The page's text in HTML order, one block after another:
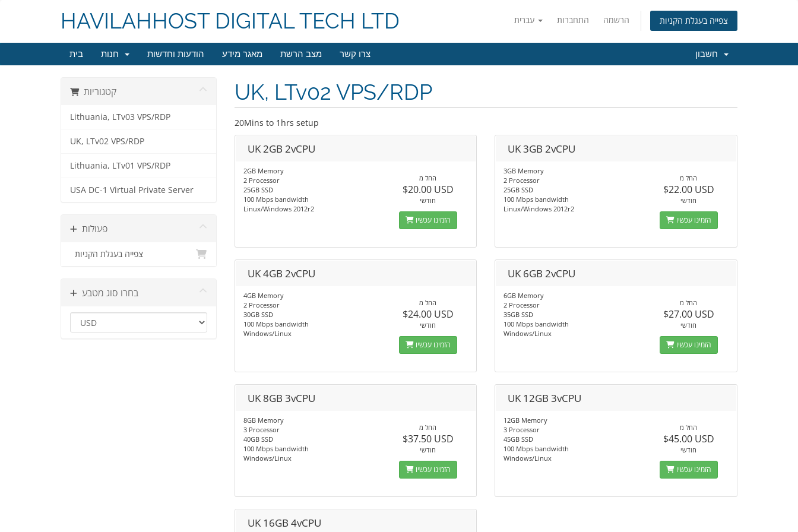
התחברות הרשמה צפייה בעגלת הקניות HAVILAHHOST DIGITAL TECH LTD
בית הודעות וחדשות מאגר מידע מצב הרשת צרו קשר
קטגוריות
Lithuania, LTv03 VPS/RDP
UK, LTv02 VPS/RDP
Lithuania, LTv01 VPS/RDP
USA DC-1 Virtual Private Server
פעולות
צפייה בעגלת הקניות
בחרו סוג מטבע
UK, LTv02 VPS/RDP
20Mins to 1hrs setup
UK 2GB 2vCPU
2GB Memory
2 Processor
25GB SSD
100 Mbps bandwidth
Linux/Windows 2012r2
החל מ
$20.00 USD
חודשי
הזמינו עכשיו
UK 3GB 2vCPU
3GB Memory
2 Processor
25GB SSD
100 Mbps bandwidth
Linux/Windows 2012r2
החל מ
$22.00 USD
חודשי
הזמינו עכשיו
UK 4GB 2vCPU
4GB Memory
2 Processor
30GB SSD
100 Mbps bandwidth
Windows/Linux
החל מ
$24.00 USD
חודשי
הזמינו עכשיו
UK 6GB 2vCPU
6GB Memory
2 Processor
35GB SSD
100 Mbps bandwidth
Windows/Linux
החל מ
$27.00 USD
חודשי
הזמינו עכשיו
UK 8GB 3vCPU
8GB Memory
3 Processor
40GB SSD
100 Mbps bandwidth
Windows/Linux
החל מ
$37.50 USD
חודשי
הזמינו עכשיו
UK 12GB 3vCPU
12GB Memory
3 Processor
45GB SSD
100 Mbps bandwidth
Windows/Linux
החל מ
$45.00 USD
חודשי
הזמינו עכשיו
UK 16GB 4vCPU